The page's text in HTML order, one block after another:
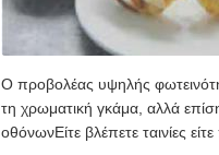
Ο προβολέας υψηλής
τη χρωματική γκάμα, αλλά
οθόνωνΕίτε βλέπετε ταινίες